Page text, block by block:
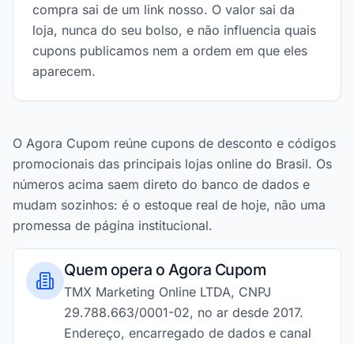
compra sai de um link nosso. O valor sai da
loja, nunca do seu bolso, e não influencia quais
cupons publicamos nem a ordem em que eles
aparecem.
O Agora Cupom reúne cupons de desconto e códigos
promocionais das principais lojas online do Brasil. Os
números acima saem direto do banco de dados e
mudam sozinhos: é o estoque real de hoje, não uma
promessa de página institucional.
Quem opera o Agora Cupom
TMX Marketing Online LTDA, CNPJ
29.788.663/0001-02, no ar desde 2017.
Endereço, encarregado de dados e canal